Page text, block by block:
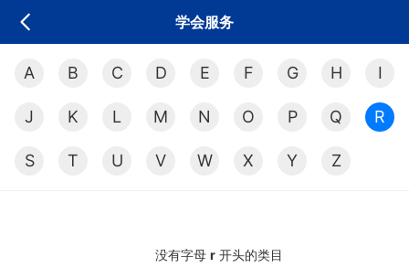
学会服务
A B C D E F G H I
J K L M N O P Q R
S T U V W X Y Z
没有字母 r 开头的类目